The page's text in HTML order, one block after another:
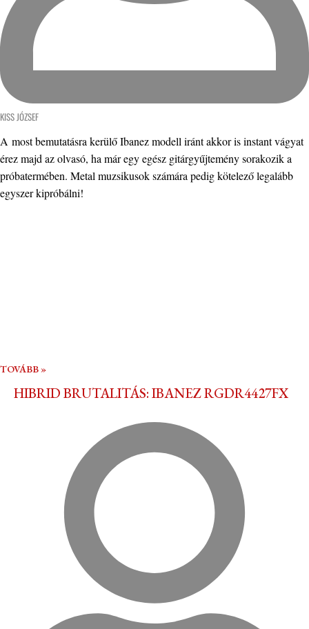
KISS JÓZSEF
A most bemutatásra kerülő Ibanez modell iránt akkor is instant vágyat
érez majd az olvasó, ha már egy egész gitárgyűjtemény sorakozik a
próbatermében. Metal muzsikusok számára pedig kötelező legalább
egyszer kipróbálni!
TOVÁBB »
HIBRID BRUTALITÁS: IBANEZ RGDR4427FX